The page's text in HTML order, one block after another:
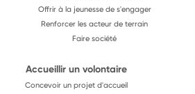
Offrir à la jeunesse de s'engager
Renforcer les acteur de terrain
Faire société
Accueillir un volontaire
Concevoir un projet d'accueil